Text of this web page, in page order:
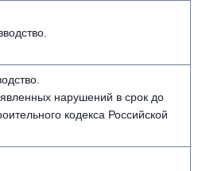
нарушений в срок до
кодекса Российской